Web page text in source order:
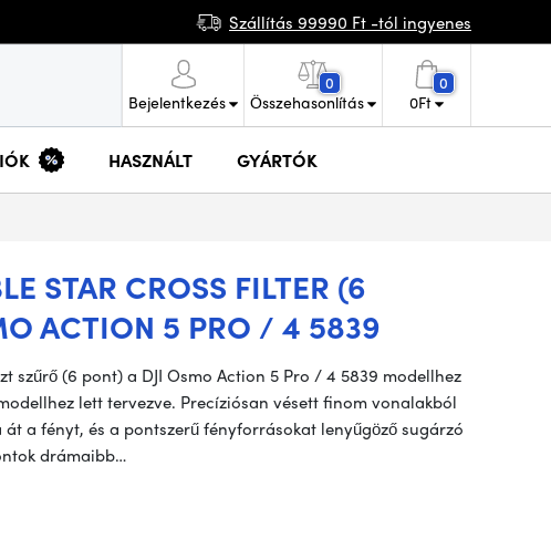
Szállítás 99990 Ft -tól ingyenes
Bejelentkezés
0
Összehasonlítás
0
0Ft
HASZNÁLT GYÁRTÓK
STAR CROSS FILTER (6
ACTION 5 PRO / 4 5839
szűrő (6 pont) a DJI Osmo Action 5 Pro / 4 5839 modellhez
lett tervezve. Precíziósan vésett finom vonalakból
a fényt, és a pontszerű fényforrásokat lenyűgöző sugárzó
drámaibb…